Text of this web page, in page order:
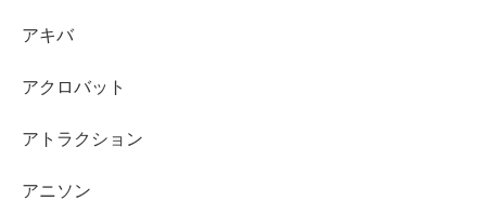
アキバ
アクロバット
アトラクション
アニソン